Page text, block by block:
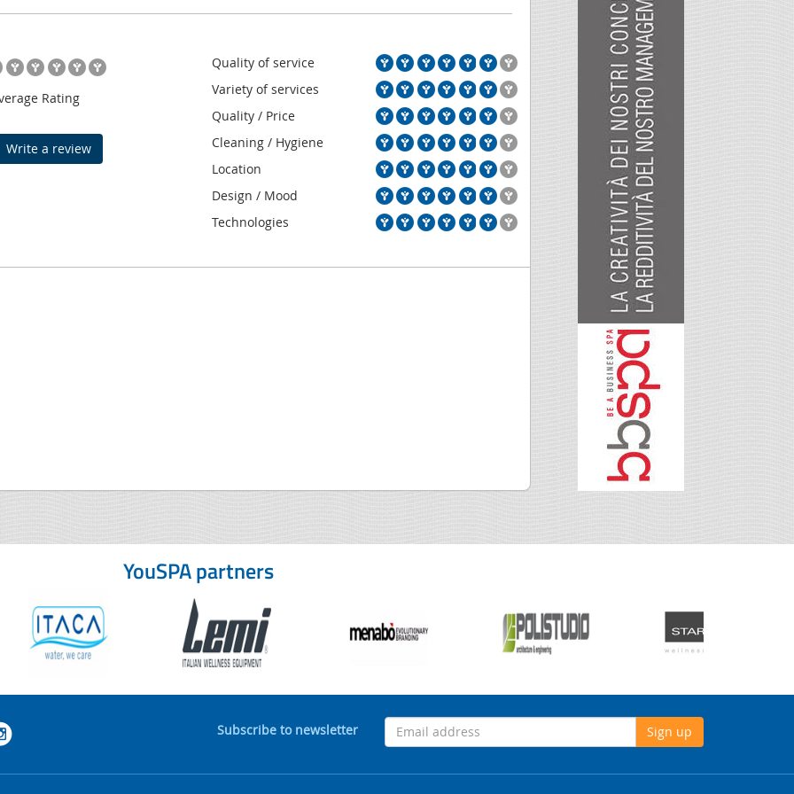
Rating
a review
Quality of service
Variety of services
Quality / Price
Cleaning / Hygiene
Location
Design / Mood
Technologies
YouSPA partners
Subscribe to newsletter Sign up